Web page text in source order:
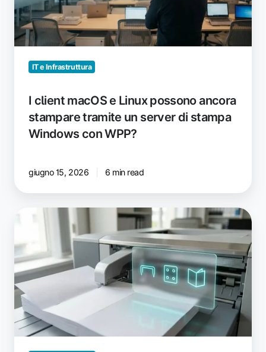
ancora
stampare
tramite
un
server
stampa
Windows
con
WPP?
IT e Infrastruttura
I client macOS e Linux possono ancora
stampare tramite un server di stampa
Windows con WPP?
giugno 15, 2026 6 min read
Windows
Print
supporta
la
pinzatura
finiture?